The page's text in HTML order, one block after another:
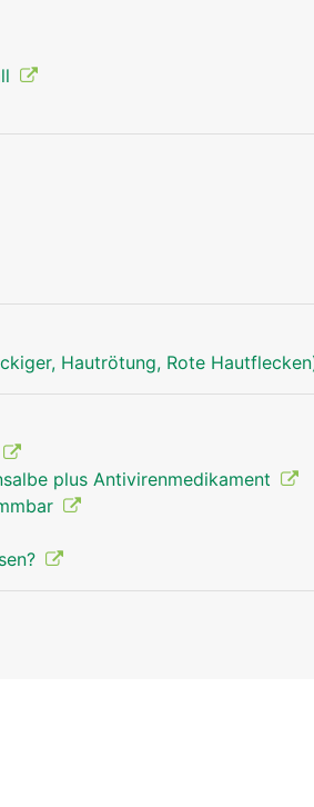
Hautrötung, Rote
plus Antivirenmedikament